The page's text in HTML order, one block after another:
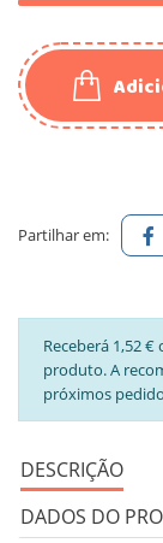
Partilhar em:
Receberá 1,52
produto. A
próximos
DESCRIÇÃO
DADOS DO